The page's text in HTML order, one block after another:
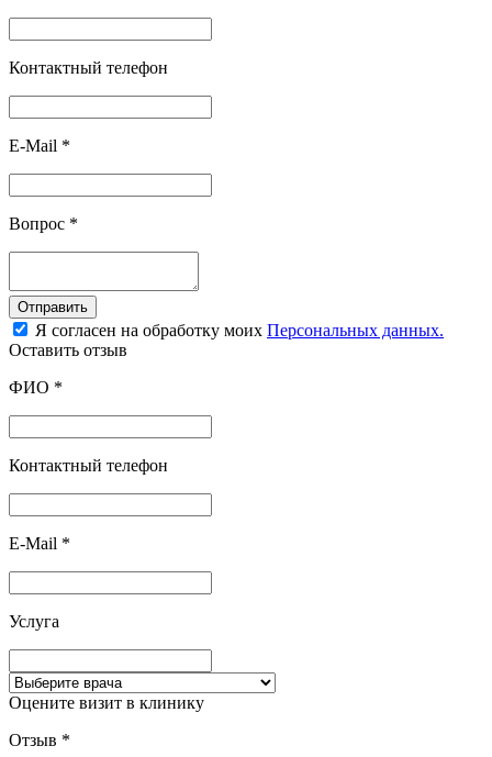
Контактный телефон
E-Mail *
Вопрос *
Отправить
Я согласен на обработку моих Персональных данных.
Оставить отзыв
ФИО *
Контактный телефон
E-Mail *
Услуга
Оцените визит в клинику
Отзыв *